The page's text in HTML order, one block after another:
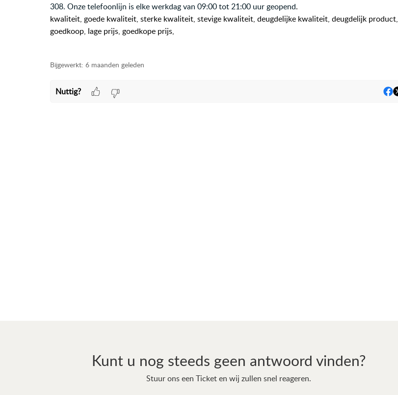
308. Onze telefoonlijn is elke werkdag van 09:00 tot 21:00 uur geopend.
kwaliteit, goede kwaliteit, sterke kwaliteit, stevige kwaliteit, deugdelijke kwaliteit, deugdelijk product,
goedkoop, lage prijs, goedkope prijs,
Bijgewerkt: 6 maanden geleden
Nuttig?
Kunt u nog steeds geen antwoord vinden?
Stuur ons een Ticket en wij zullen snel reageren.